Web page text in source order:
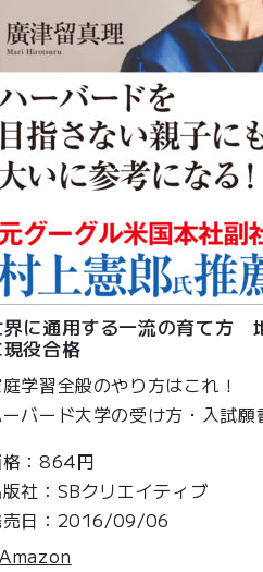
に通用する一流の育て方
役合格
学習全般のやり方はこれ！
バード大学の受け方・入試願
：864円
社：SBクリエイティブ
売日：2016/09/06
Amazon